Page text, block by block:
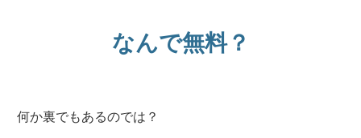
なんで無料？
何か裏でもあるのでは？